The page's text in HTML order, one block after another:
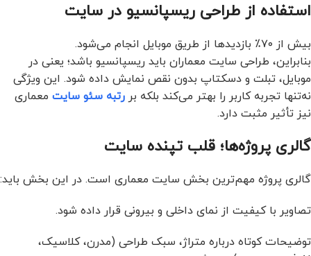
استفاده از طراحی ریسپانسیو در سایت
بیش از ۷۰٪ بازدیدها از طریق موبایل انجام می‌شود.
بنابراین، طراحی سایت معماران باید ریسپانسیو باشد؛ یعنی در
موبایل، تبلت و دسکتاپ بدون نقص نمایش داده شود. این ویژگی
نه‌تنها تجربه کاربر را بهتر می‌کند بلکه بر رتبه سئو سایت معماری
نیز تأثیر مثبت دارد.
گالری پروژه‌ها؛ قلب تپنده سایت
گالری پروژه مهم‌ترین بخش سایت معماری است. در این بخش باید:
تصاویر با کیفیت از نمای داخلی و بیرونی قرار داده شود.
توضیحات کوتاه درباره متراژ، سبک طراحی (مدرن، کلاسیک،